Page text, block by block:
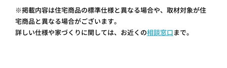
※掲載内容は住宅商品の標準仕様と異なる場合や、取材対象が住
宅商品と異なる場合がございます。
詳しい仕様や家づくりに関しては、お近くの相談窓口まで。